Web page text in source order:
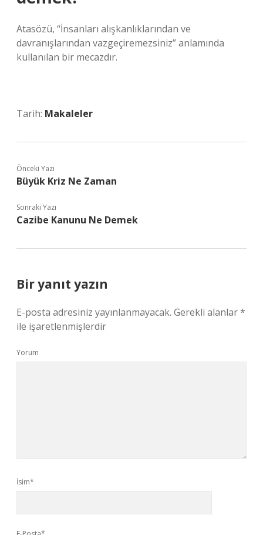
Atasözü, “İnsanları alışkanlıklarından ve
davranışlarından vazgeçiremezsiniz” anlamında
kullanılan bir mecazdır.
Tarih: Makaleler
Önceki Yazı
Büyük Kriz Ne Zaman
Sonraki Yazı
Cazibe Kanunu Ne Demek
Bir yanıt yazın
E-posta adresiniz yayınlanmayacak. Gerekli alanlar*
ile işaretlenmişlerdir
Yorum
İsim*